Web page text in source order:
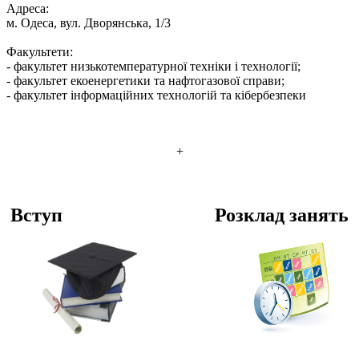
Адреса:
м. Одеса, вул. Дворянська, 1/3
Факультети:
- факультет низькотемпературної техніки і технології;
- факультет екоенергетики та нафтогазової справи;
- факультет інформаційних технологій та кібербезпеки
+
Вступ Розклад занять